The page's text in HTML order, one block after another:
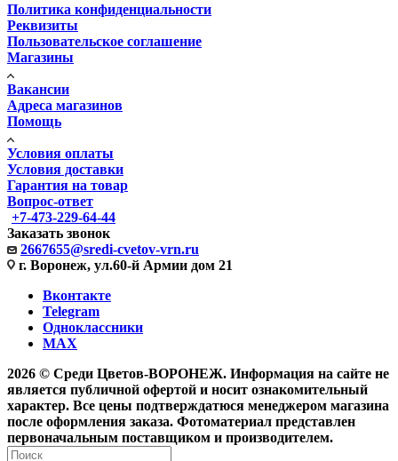
Политика конфиденциальности
Реквизиты
Пользовательское соглашение
Магазины
Вакансии
Адреса магазинов
Помощь
Условия оплаты
Условия доставки
Гарантия на товар
Вопрос-ответ
+7-473-229-64-44
Заказать звонок
2667655@sredi-cvetov-vrn.ru
г. Воронеж, ул.60-й Армии дом 21
Вконтакте
Telegram
Одноклассники
MAX
2026 © Среди Цветов-ВОРОНЕЖ. Информация на сайте не
является публичной офертой и носит ознакомительный
характер. Все цены подтверждатюся менеджером магазина
после оформления заказа. Фотоматериал представлен
первоначальным поставщиком и производителем.